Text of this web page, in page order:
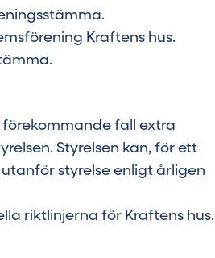
Kraftens hus.
fall extra
Styrelsen kan, för ett
styrelse enligt årligen
riktlinjerna för Kraftens hus.